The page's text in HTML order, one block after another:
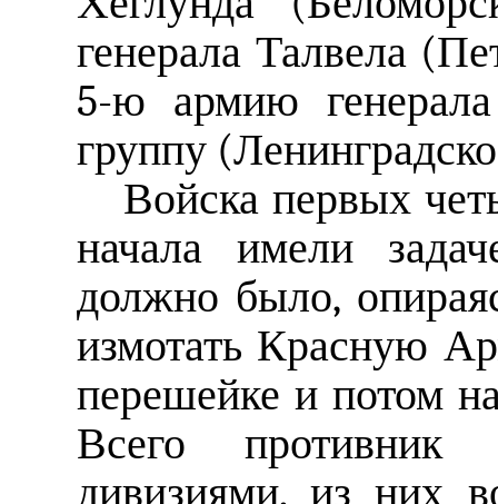
генерала Талвела
5-ю армию
группу
Войска первых
начала имели
должно было,
измотать Красную
перешейке и потом
Всего противник
дивизиями, из них